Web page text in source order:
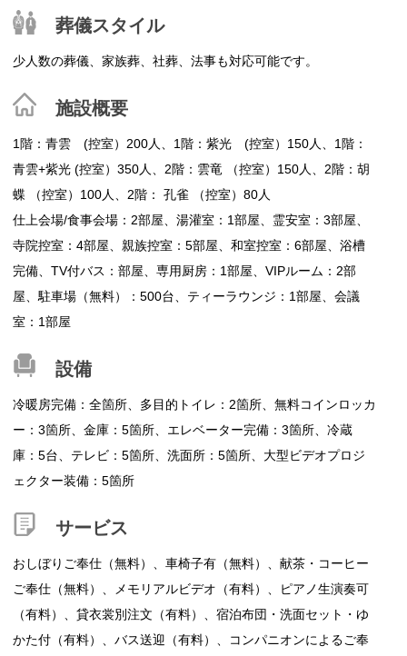
葬儀スタイル
少人数の葬儀、家族葬、社葬、法事も対応可能です。
施設概要
1階：青雲 (控室）200人、1階：紫光 (控室）150人、1階：
青雲+紫光 (控室）350人、2階：雲竜 （控室）150人、2階：胡
蝶 （控室）100人、2階： 孔雀 （控室）80人
仕上会場/食事会場：2部屋、湯灌室：1部屋、霊安室：3部屋、
寺院控室：4部屋、親族控室：5部屋、和室控室：6部屋、浴槽
完備、TV付バス：部屋、専用厨房：1部屋、VIPルーム：2部
屋、駐車場（無料）：500台、ティーラウンジ：1部屋、会議
室：1部屋
設備
冷暖房完備：全箇所、多目的トイレ：2箇所、無料コインロッカ
ー：3箇所、金庫：5箇所、エレベーター完備：3箇所、冷蔵
庫：5台、テレビ：5箇所、洗面所：5箇所、大型ビデオプロジ
ェクター装備：5箇所
サービス
おしぼりご奉仕（無料）、車椅子有（無料）、献茶・コーヒー
ご奉仕（無料）、メモリアルビデオ（有料）、ピアノ生演奏可
（有料）、貸衣裳別注文（有料）、宿泊布団・洗面セット・ゆ
かた付（有料）、バス送迎（有料）、コンパニオンによるご奉